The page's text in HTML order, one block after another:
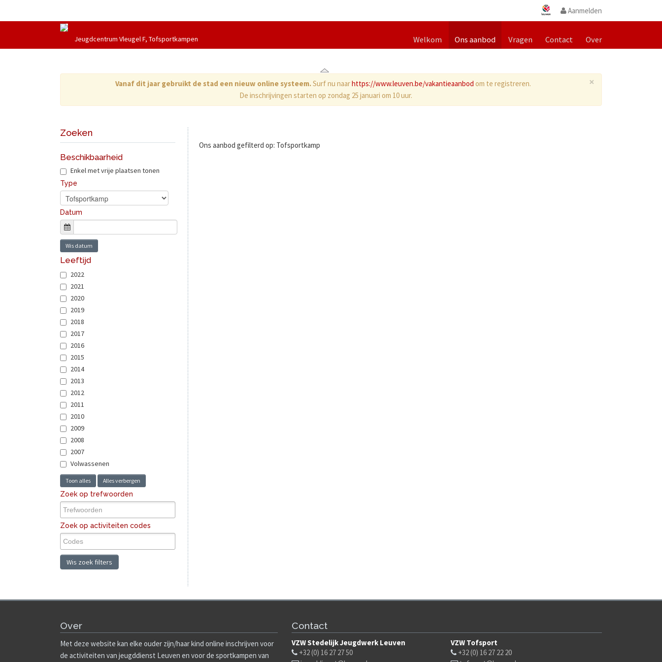
Aanmelden
Welkom Ons aanbod Vragen Contact Over
Jeugdcentrum Vleugel F, Tofsportkampen
×
Vanaf dit jaar gebruikt de stad een nieuw online systeem.Surf nu naarhttps://www.leuven.be/vakantieaanbod om te registreren.
De inschrijvingen starten op zondag 25 januari om 10 uur.
Ons aanbod gefilterd op: Tofsportkamp
Zoeken
Beschikbaarheid
Enkel met vrije plaatsen tonen
Type
Datum
Wis datum
Leeftijd
2022
2021
2020
2019
2018
2017
2016
2015
2014
2013
2012
2011
2010
2009
2008
2007
Volwassenen
Toon alles Alles verbergen
Zoek op trefwoorden
Zoek op activiteiten codes
Wis zoek filters
Over
Met deze website kan elke ouder zijn/haar kind online inschrijven voor
de activiteiten van jeugddienst Leuven en voor de sportkampen van
Contact
VZW Stedelijk Jeugdwerk Leuven
+32 (0) 16 27 27 50
VZW Tofsport
+32 (0) 16 27 22 20